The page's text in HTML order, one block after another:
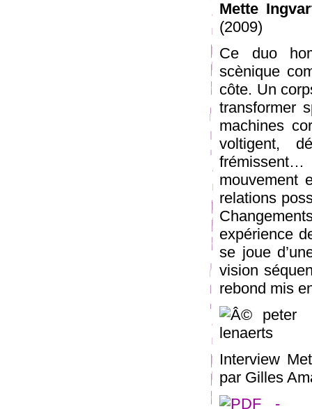
Mette
(2009)
Ce duo
scènique
côte. Un
transformer
machines
voltigent,
mouvement
relations
expérience
se joue
vision
rebond mis
Interview
par Gilles